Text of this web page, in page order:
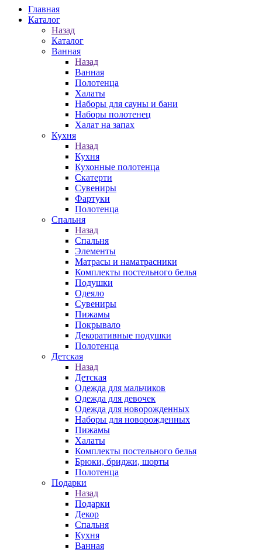
Главная
Каталог
Назад
Каталог
Ванная
Назад
Ванная
Полотенца
Халаты
Наборы для сауны и бани
Наборы полотенец
Халат на запах
Кухня
Назад
Кухня
Кухонные полотенца
Скатерти
Сувениры
Фартуки
Полотенца
Спальня
Назад
Спальня
Элементы
Матрасы и наматрасники
Комплекты постельного белья
Подушки
Одеяло
Сувениры
Пижамы
Покрывало
Декоративные подушки
Полотенца
Детская
Назад
Детская
Одежда для мальчиков
Одежда для девочек
Одежда для новорожденных
Наборы для новорожденных
Пижамы
Халаты
Комплекты постельного белья
Брюки, бриджи, шорты
Полотенца
Подарки
Назад
Подарки
Декор
Спальня
Кухня
Ванная